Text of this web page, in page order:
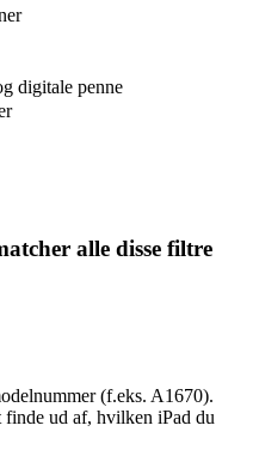
digitale penne
alle disse filtre
(f.eks. A1670).
finde ud af, hvilken iPad du